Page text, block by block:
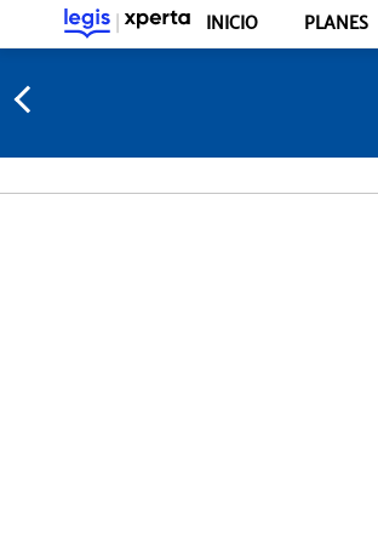
INICIO PLANES